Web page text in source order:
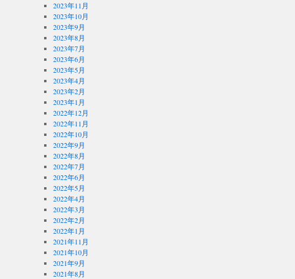
2023年11月
2023年10月
2023年9月
2023年8月
2023年7月
2023年6月
2023年5月
2023年4月
2023年2月
2023年1月
2022年12月
2022年11月
2022年10月
2022年9月
2022年8月
2022年7月
2022年6月
2022年5月
2022年4月
2022年3月
2022年2月
2022年1月
2021年11月
2021年10月
2021年9月
2021年8月